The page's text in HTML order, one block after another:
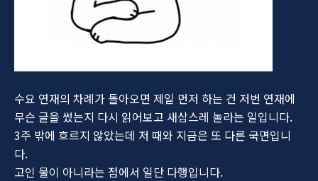
수요 연재의 차례가 돌아오면 제일 먼저 하는 건 저번 연재에
무슨 글을 썼는지 다시 읽어보고 새삼스레 놀라는 일입니다.
3주 밖에 흐르지 않았는데 저 때와 지금은 또 다른 국면입니
다.
고인 물이 아니라는 점에서 일단 다행입니다.